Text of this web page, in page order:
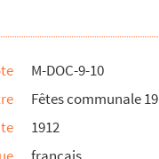
: concours international
quartier, les 7, 8, 14, 21,
M-DOC-9-10
Fêtes communale
1912